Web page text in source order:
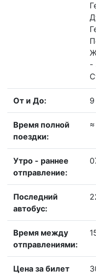
-
От и До:
Время полной
поездки:
Утро - раннее
отправление:
Последний
автобус:
Время между
отправлениями:
Цена за билет